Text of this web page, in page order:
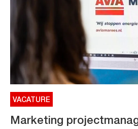
VACATURE
Marketing